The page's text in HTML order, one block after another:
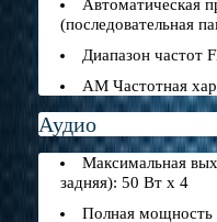
Автоматическая
(последовательная
Диапазон частот
AM Частотная
Аудио
Максимальная
задняя): 50 Вт x 4
Полная мощность